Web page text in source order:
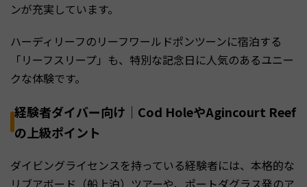
ンが充実しています。
ハーディリーフのリーフワールドポンツーンに宿泊する
「リーフスリープ」も、特別な記念日に人気のあるユニー
クな体験です。
経験者ダイバー向け｜Cod HoleやAgincourt Reef
の上級ポイント
ダイビングライセンスを持っている経験者には、本格的な